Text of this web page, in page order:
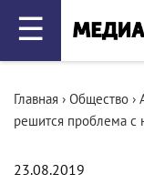
☰
Главная › Общество ›
решится проблема с
23.08.2019